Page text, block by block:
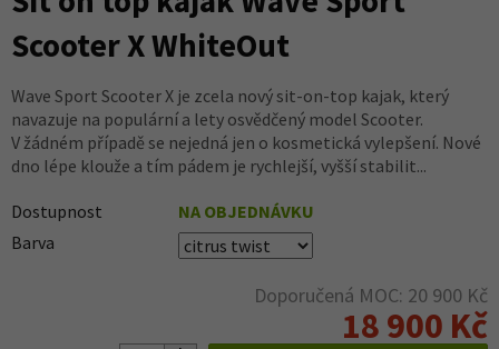
Scooter X WhiteOut
Wave Sport Scooter X je zcela nový sit-on-top kajak, který
navazuje na populární a lety osvědčený model Scooter.
V žádném případě se nejedná jen o kosmetická vylepšení. Nové
dno lépe klouže a tím pádem je rychlejší, vyšší stabilit...
Dostupnost
NA OBJEDNÁVKU
Barva
Doporučená MOC: 20 900 Kč
18 900 Kč